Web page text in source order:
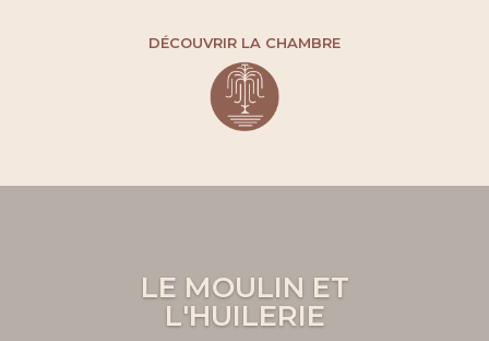
DÉCOUVRIR LA CHAMBRE
LE MOULIN ET
L'HUILERIE